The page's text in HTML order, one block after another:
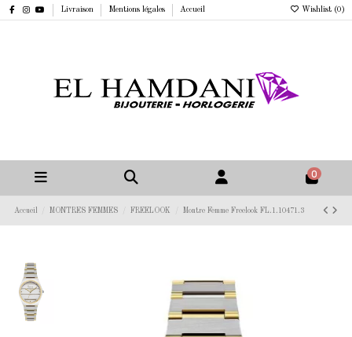
Livraison Mentions légales Accueil Wishlist (0 )
0
Accueil MONTRES FEMMES FREELOOK Montre Femme Freelook FL.1.10471.3